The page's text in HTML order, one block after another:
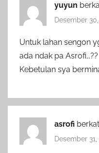
yuyun
Desember
Untuk lahan sengon
ada ndak pa Asrofi,,??
Kebetulan sya
asrofi
Desember